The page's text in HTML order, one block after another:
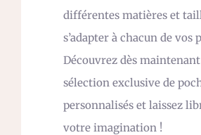
différentes matières et
s’adapter à chacun de vos
Découvrez dès
sélection exclusive de
personnalisés et laissez
votre imagination !